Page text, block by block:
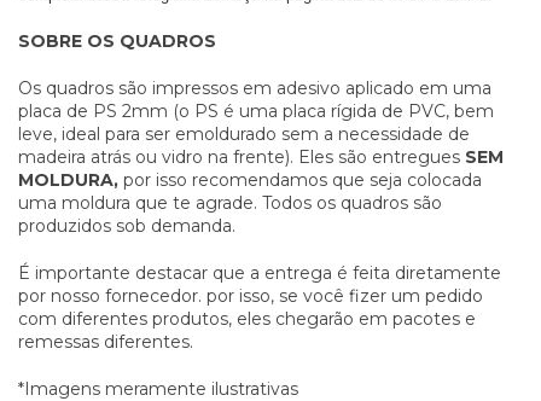
SOBRE OS QUADROS
Os quadros são impressos em adesivo aplicado em uma
placa de PS 2mm (o PS é uma placa rígida de PVC, bem
leve, ideal para ser emoldurado sem a necessidade de
madeira atrás ou vidro na frente). Eles são entregues SEM
MOLDURA, por isso recomendamos que seja colocada
uma moldura que te agrade. Todos os quadros são
produzidos sob demanda.
É importante destacar que a entrega é feita diretamente
por nosso fornecedor. por isso, se você fizer um pedido
com diferentes produtos, eles chegarão em pacotes e
remessas diferentes.
*Imagens meramente ilustrativas